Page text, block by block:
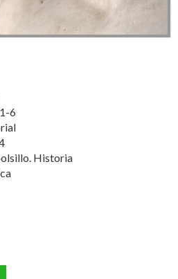
6
Historia